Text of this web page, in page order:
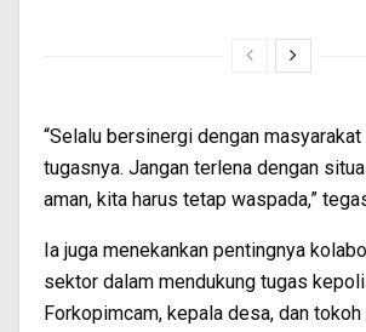
“Selalu bersinergi dengan
tugasnya. Jangan terlena dengan
aman, kita harus tetap waspada,”
Ia juga menekankan pentingnya
sektor dalam mendukung tugas
Forkopimcam, kepala desa, dan